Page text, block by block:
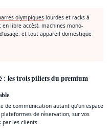
olympiqueslourdes et racks à
en libre accès), machines mono-
et tout appareil domestique
: les trois piliers du premium
de communication autant qu’un espace
de réservation, sur vos
par les clients.